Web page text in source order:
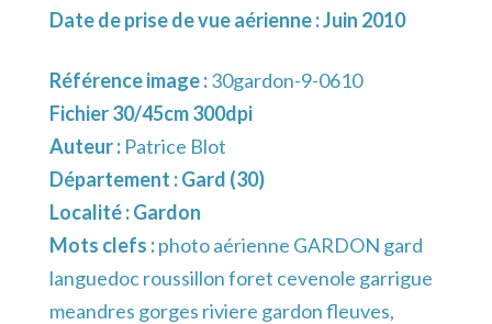
Date de prise de vue aérienne : Juin 2010
Référence image :30gardon-9-0610
Fichier 30/45cm 300dpi
Auteur : Patrice Blot
Département :Gard (30)
Localité :Gardon
Mots clefs :photo aérienne GARDON gard
languedoc roussillon foret cevenole garrigue
meandres gorges riviere gardon fleuves,